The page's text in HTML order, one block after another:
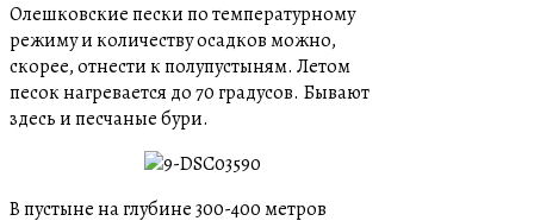
Олешковские пески по температурному
режиму и количеству осадков можно,
скорее, отнести к полупустыням. Летом
песок нагревается до 70 градусов. Бывают
здесь и песчаные бури.
В пустыне на глубине 300-400 метров